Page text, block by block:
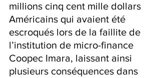
millions cinq cent mille dollars
Américains qui avaient été
escroqués lors de la faillite de
l’institution de micro-finance
Coopec Imara, laissant ainsi
plusieurs conséquences dans